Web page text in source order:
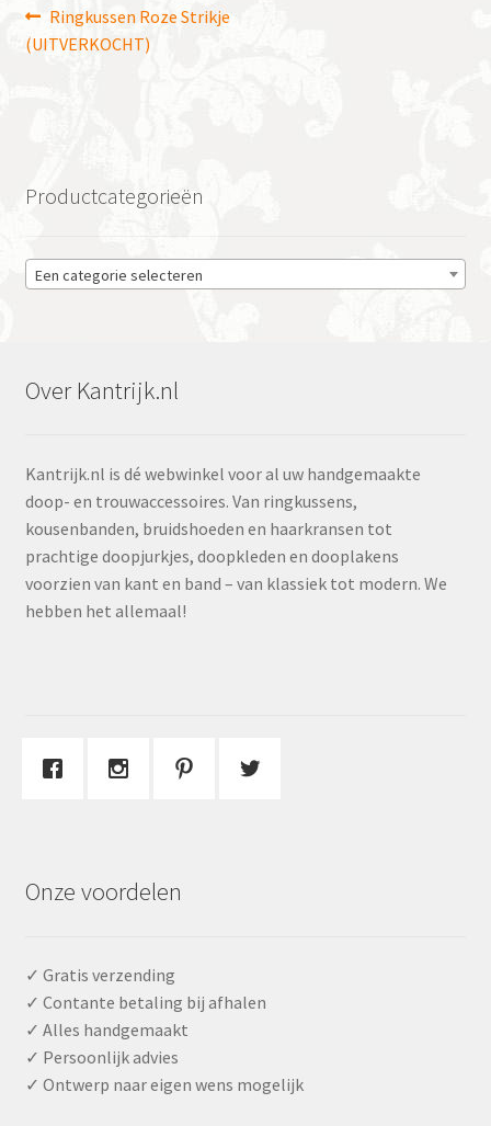
Bericht
navigatie
Vorig
bericht:
Ringkussen Roze Strikje
(UITVERKOCHT)
Productcategorieën
Een categorie selecteren
Over Kantrijk.nl
Kantrijk.nl is dé webwinkel voor al uw handgemaakte
doop- en trouwaccessoires. Van ringkussens,
kousenbanden, bruidshoeden en haarkransen tot
prachtige doopjurkjes, doopkleden en dooplakens
voorzien van kant en band – van klassiek tot modern. We
hebben het allemaal!
Onze voordelen
✓ Gratis verzending
✓ Contante betaling bij afhalen
✓ Alles handgemaakt
✓ Persoonlijk advies
✓ Ontwerp naar eigen wens mogelijk